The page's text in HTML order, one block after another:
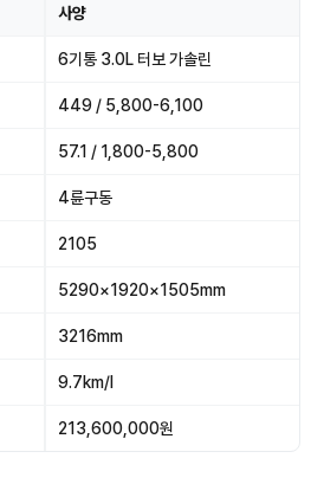
사양
6기통 3.0L 터보 가솔린
449 / 5,800-6,100
57.1 / 1,800-5,800
4륜구동
2105
5290×1920×1505mm
3216mm
9.7km/l
213,600,000원